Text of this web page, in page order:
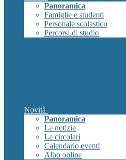
Panoramica
Famiglie e studenti
Personale scolastico
Percorsi di studio
Novità
Panoramica
Le notizie
Le circolari
Calendario eventi
Albo online